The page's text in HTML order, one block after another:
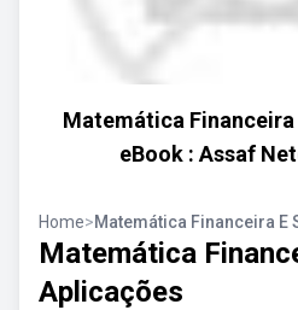
Matemática
eBook : Assaf
Home>Matemática Financeira E
Matemática
Aplicações